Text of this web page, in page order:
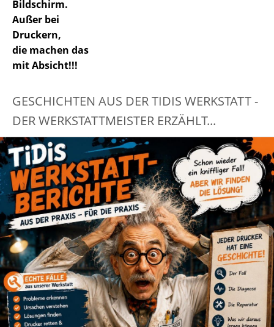
Bildschirm.
Außer bei
Druckern,
die machen das
mit Absicht!!!
GESCHICHTEN AUS DER TIDIS WERKSTATT -
DER WERKSTATTMEISTER ERZÄHLT...